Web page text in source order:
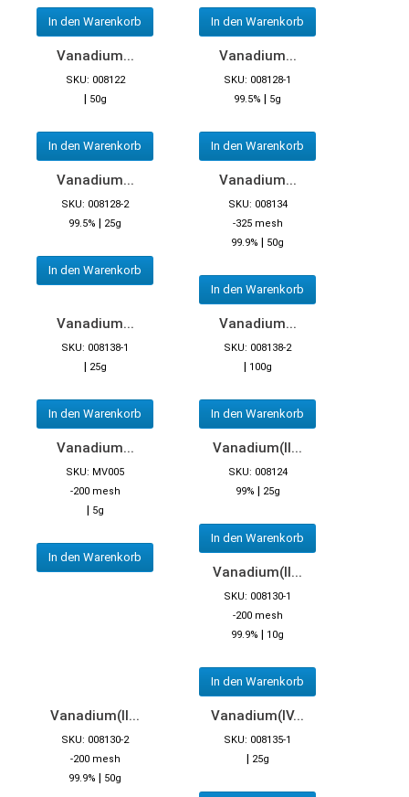
In den Warenkorb In den Warenkorb
Vanadium...
SKU: 008122
| 50g
In den Warenkorb
Vanadium...
SKU: 008128-1
99.5% | 5g
In den Warenkorb
Vanadium...
SKU: 008128-2
99.5% | 25g
In den Warenkorb
Vanadium...
SKU: 008134
-325 mesh
99.9% | 50g
In den Warenkorb
Vanadium...
SKU: 008138-1
| 25g
In den Warenkorb
Vanadium...
SKU: 008138-2
| 100g
In den Warenkorb
Vanadium...
SKU: MV005
-200 mesh
| 5g
In den Warenkorb
Vanadium(II...
SKU: 008124
99% | 25g
In den Warenkorb
Vanadium(II...
SKU: 008130-1
-200 mesh
99.9% | 10g
In den Warenkorb
Vanadium(II...
SKU: 008130-2
-200 mesh
99.9% | 50g
Vanadium(IV...
SKU: 008135-1
| 25g